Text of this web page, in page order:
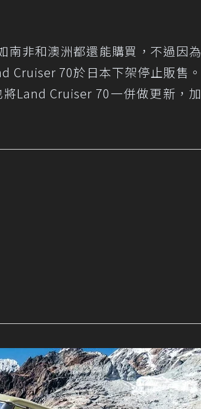
南非和澳洲都還能購買，不過因為
Cruiser 70於日本下架停止販售。
Land Cruiser 70一併做更新，加